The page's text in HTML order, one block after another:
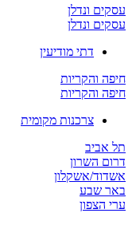
ונדלן
ונדלן
דתי מודיעין
צרכנות מקומית
אשקלון